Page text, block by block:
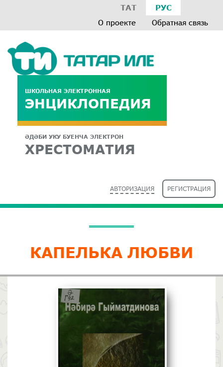
ТАТ РУС
О проекте Обратная связь
ШКОЛЬНАЯ ЭЛЕКТРОННАЯ
ЭНЦИКЛОПЕДИЯ
ӘДӘБИ УКУ БУЕНЧА ЭЛЕКТРОН
ХРЕСТОМАТИЯ
АВТОРИЗАЦИЯ РЕГИСТРАЦИЯ
КАПЕЛЬКА ЛЮБВИ